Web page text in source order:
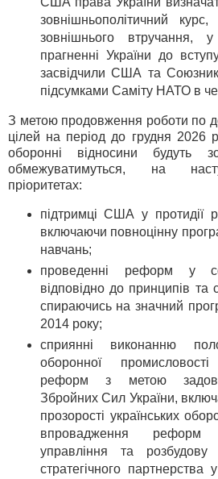
зовнішньополітичний
зовнішнього втручання,
прагненні України до
засвідчили США та
підсумками Саміту НАТО в
З метою продовження роботи по
цілей на період до грудня 2026
оборонні відносини будуть
обмежуватимуться, на
пріоритетах:
підтримці США у протидії
включаючи повноцінну
навчань;
проведенні реформ у
відповідно до принципів та
спираючись на значний
2014 року;
сприянні виконанню
оборонної
реформ з метою
Збройних Сил України,
прозорості українських
впровадження реформ
управління та розбудову
стратегічного партнерства